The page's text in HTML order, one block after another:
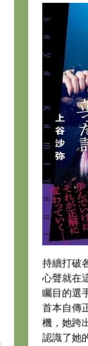
持續打破
心聲就在
矚目的選
首本自傳
機，她跨
認識了她